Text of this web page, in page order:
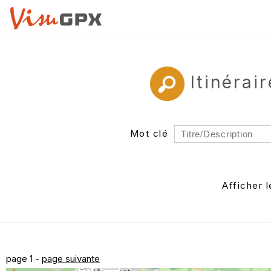
Mot clé
Auteur
Afficher
page 1 - page suivante